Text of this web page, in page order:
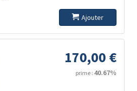
Ajouter
170,00 €
prime : 40.67%